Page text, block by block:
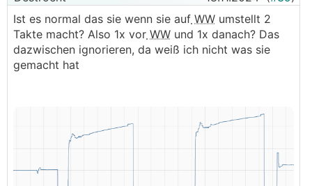
Ist es normal das sie wenn sie auf WW umstellt 2
Takte macht? Also 1x vor WW und 1x danach? Das
dazwischen ignorieren, da weiß ich nicht was sie
gemacht hat